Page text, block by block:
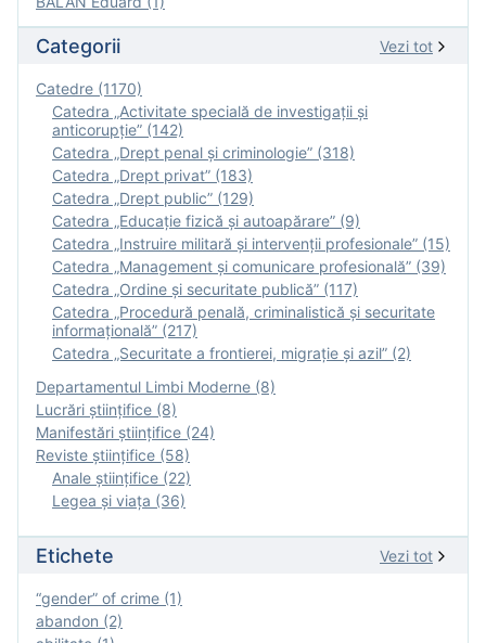
Categorii Vezi tot
Catedre (1170)
Catedra „Activitate specială de investigaţii şi
anticorupție” (142)
Catedra „Drept penal și criminologie” (318)
Catedra „Drept privat” (183)
Catedra „Drept public” (129)
Catedra „Educație fizică şi autoapărare” (9)
Catedra „Instruire militară şi intervenţii profesionale” (15)
Catedra „Management și comunicare profesională” (39)
Catedra „Ordine și securitate publică” (117)
Catedra „Procedură penală, criminalistică și securitate
informațională” (217)
Catedra „Securitate a frontierei, migrație și azil” (2)
Departamentul Limbi Moderne (8)
Lucrări științifice (8)
Manifestări ştiinţifice (24)
Reviste ştiinţifice (58)
Anale ştiinţifice (22)
Legea şi viaţa (36)
Etichete Vezi tot
“gender” of crime (1)
abandon (2)